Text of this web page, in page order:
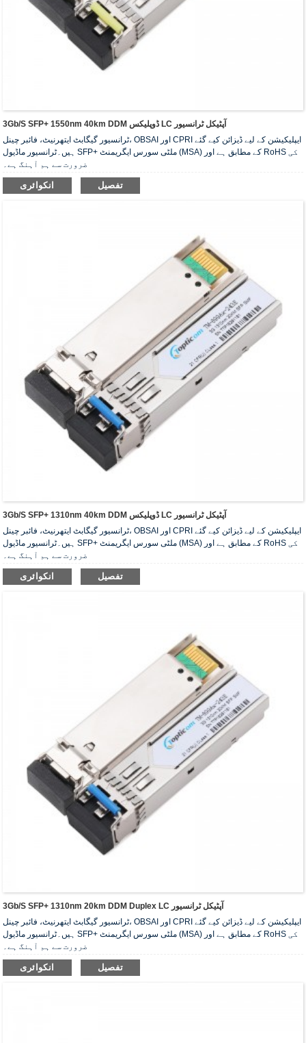
3Gb/s SFP+ 1550nm 40km DDM ڈوپلیکس LC آپٹیکل ٹرانسیور
ٹرانسیور گیگابٹ ایتھرنیٹ، فائبر چینل، OBSAI اور CPRI ایپلیکیشن کے لیے ڈیزائن کیے گئے
ہیں۔ٹرانسیور ماڈیول SFP+ ملٹی سورس ایگریمنٹ (MSA) کے مطابق ہے اور RoHS کی
ضرورت سے ہم آہنگ ہے۔
انکوائری تفصیل
3Gb/s SFP+ 1310nm 40km DDM ڈوپلیکس LC آپٹیکل ٹرانسیور
ٹرانسیور گیگابٹ ایتھرنیٹ، فائبر چینل، OBSAI اور CPRI ایپلیکیشن کے لیے ڈیزائن کیے گئے
ہیں۔ٹرانسیور ماڈیول SFP+ ملٹی سورس ایگریمنٹ (MSA) کے مطابق ہے اور RoHS کی
ضرورت سے ہم آہنگ ہے۔
انکوائری تفصیل
3Gb/s SFP+ 1310nm 20km DDM Duplex LC آپٹیکل ٹرانسیور
ٹرانسیور گیگابٹ ایتھرنیٹ، فائبر چینل، OBSAI اور CPRI ایپلیکیشن کے لیے ڈیزائن کیے گئے
ہیں۔ٹرانسیور ماڈیول SFP+ ملٹی سورس ایگریمنٹ (MSA) کے مطابق ہے اور RoHS کی
ضرورت سے ہم آہنگ ہے۔
انکوائری تفصیل